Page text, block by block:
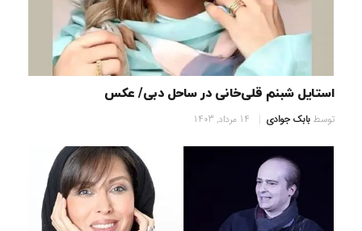
استایل شبنم قلی‌خانی در ساحل دبی/ عکس
توسطبابک جوادی 14 مرداد, 1403